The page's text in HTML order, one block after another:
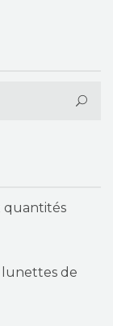
quantités
lunettes de